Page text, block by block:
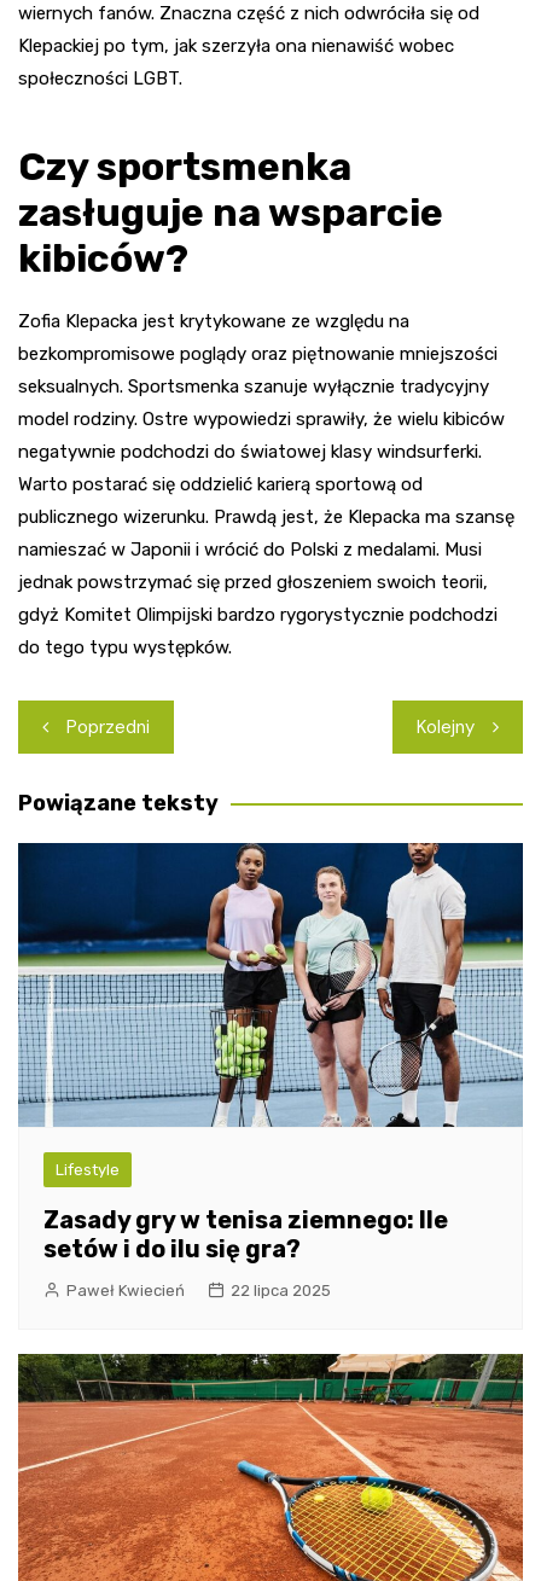
wiernych fanów. Znaczna część z nich odwróciła się od
Klepackiej po tym, jak szerzyła ona nienawiść wobec
społeczności LGBT.
Czy sportsmenka
zasługuje na wsparcie
kibiców?
Zofia Klepacka jest krytykowane ze względu na
bezkompromisowe poglądy oraz piętnowanie mniejszości
seksualnych. Sportsmenka szanuje wyłącznie tradycyjny
model rodziny. Ostre wypowiedzi sprawiły, że wielu kibiców
negatywnie podchodzi do światowej klasy windsurferki.
Warto postarać się oddzielić karierą sportową od
publicznego wizerunku. Prawdą jest, że Klepacka ma szansę
namieszać w Japonii i wrócić do Polski z medalami. Musi
jednak powstrzymać się przed głoszeniem swoich teorii,
gdyż Komitet Olimpijski bardzo rygorystycznie podchodzi
do tego typu występków.
Nawigacja
wpisu
Poprzedni Kolejny
Powiązane teksty
Lifestyle
Zasady gry w tenisa ziemnego: Ile
setów i do ilu się gra?
Paweł Kwiecień 22 lipca 2025